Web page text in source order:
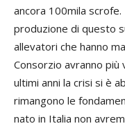
ancora 100mila
produzione di questo
allevatori che hanno
Consorzio avranno più
ultimi anni la crisi si è
rimangono le
nato in Italia non